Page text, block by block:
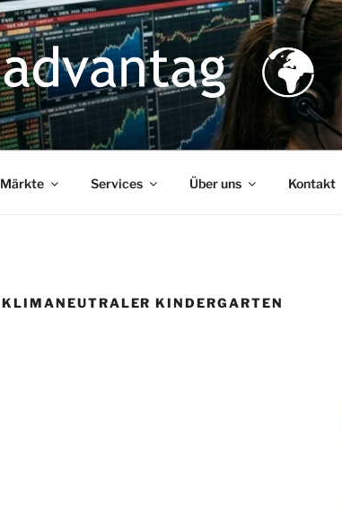
Märkte Services Über uns Kontakt
KLIMANEUTRALER KINDERGARTEN